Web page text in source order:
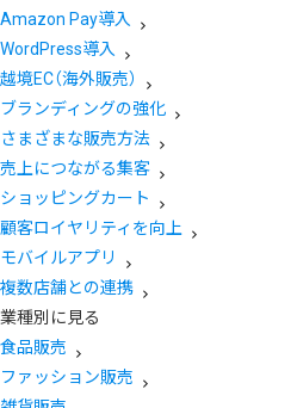
Amazon Pay導入
WordPress導入
越境EC（海外販売）
ブランディングの強化
さまざまな販売方法
売上につながる集客
ショッピングカート
顧客ロイヤリティを向上
モバイルアプリ
複数店舗との連携
業種別に見る
食品販売
ファッション販売